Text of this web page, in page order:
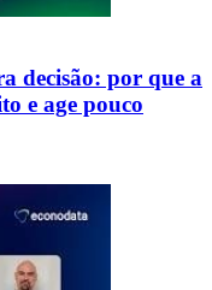
decisão: por que a
e age pouco